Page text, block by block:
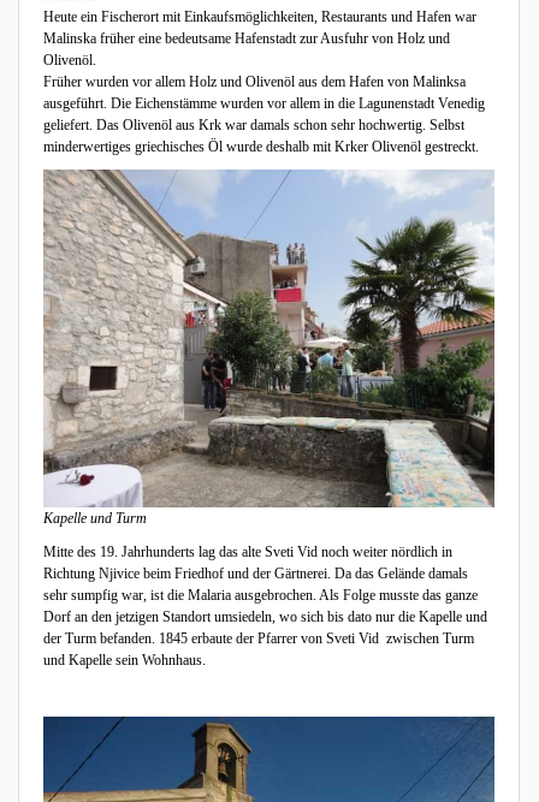
Heute ein Fischerort mit Einkaufsmöglichkeiten, Restaurants und Hafen war
Malinska früher eine bedeutsame Hafenstadt zur Ausfuhr von Holz und
Olivenöl.
Früher wurden vor allem Holz und Olivenöl aus dem Hafen von Malinksa
ausgeführt. Die Eichenstämme wurden vor allem in die Lagunenstadt Venedig
geliefert. Das Olivenöl aus Krk war damals schon sehr hochwertig. Selbst
minderwertiges griechisches Öl wurde deshalb mit Krker Olivenöl gestreckt.
Kapelle und Turm
Mitte des 19. Jahrhunderts lag das alte Sveti Vid noch weiter nördlich in
Richtung Njivice beim Friedhof und der Gärtnerei. Da das Gelände damals
sehr sumpfig war, ist die Malaria ausgebrochen. Als Folge musste das ganze
Dorf an den jetzigen Standort umsiedeln, wo sich bis dato nur die Kapelle und
der Turm befanden. 1845 erbaute der Pfarrer von Sveti Vid zwischen Turm
und Kapelle sein Wohnhaus.